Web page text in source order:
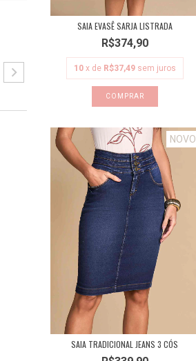
SAIA EVASÊ SARJA LISTRADA
R$374,90
10 x de R$37,49 sem juros
COMPRAR
NOVO
SAIA TRADICIONAL JEANS 3 CÓS